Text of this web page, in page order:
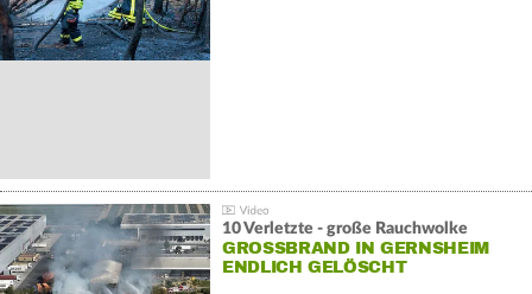
10 Verletzte - große Rauchwolke
GROSSBRAND IN GERNSHEIM E
NDLICH GELÖSCHT